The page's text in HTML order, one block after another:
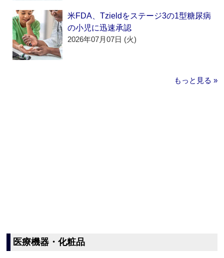
米FDA、Tzieldをステージ3の1型糖尿病
の小児に迅速承認
2026年07月07日 (火)
もっと見る »
医療機器・化粧品